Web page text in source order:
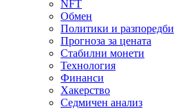
NFT
Обмен
Политики и разпоредби
Прогноза за цената
Стабилни монети
Технология
Финанси
Хакерство
Седмичен анализ